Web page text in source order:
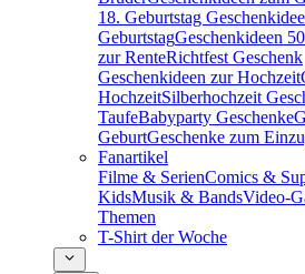
18. Geburtstag
GeburtstagGeschenkideen
zur RenteRichtfest Geschenk
Geschenkideen zur Hochzeit
HochzeitSilberhochzeit
TaufeBabyparty Geschenke
GeburtGeschenke zum
Fanartikel
Filme & SerienComics &
KidsMusik & BandsVideo-
Themen
T-Shirt der Woche